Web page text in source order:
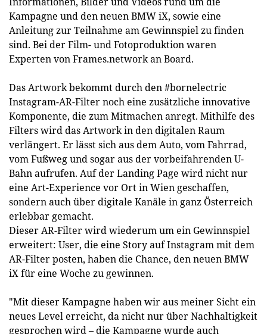
Kampagne und den neuen BMW iX, sowie eine
Anleitung zur Teilnahme am Gewinnspiel zu finden
sind. Bei der Film- und Fotoproduktion waren
Experten von Frames.network an Board.
Das Artwork bekommt durch den #bornelectric
Instagram-AR-Filter noch eine zusätzliche innovative
Komponente, die zum Mitmachen anregt. Mithilfe des
Filters wird das Artwork in den digitalen Raum
verlängert. Er lässt sich aus dem Auto, vom Fahrrad,
vom Fußweg und sogar aus der vorbeifahrenden U-
Bahn aufrufen. Auf der Landing Page wird nicht nur
eine Art-Experience vor Ort in Wien geschaffen,
sondern auch über digitale Kanäle in ganz Österreich
erlebbar gemacht.
Dieser AR-Filter wird wiederum um ein Gewinnspiel
erweitert: User, die eine Story auf Instagram mit dem
AR-Filter posten, haben die Chance, den neuen BMW
iX für eine Woche zu gewinnen.
"Mit dieser Kampagne haben wir aus meiner Sicht ein
neues Level erreicht, da nicht nur über Nachhaltigkeit
gesprochen wird – die Kampagne wurde auch